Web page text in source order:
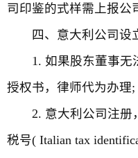
司印鉴的式样需上报公
四、意大利公司设
1. 如果股东董事无
授权书，律师代为办理;
2. 意大利公司注册
税号( Italian tax